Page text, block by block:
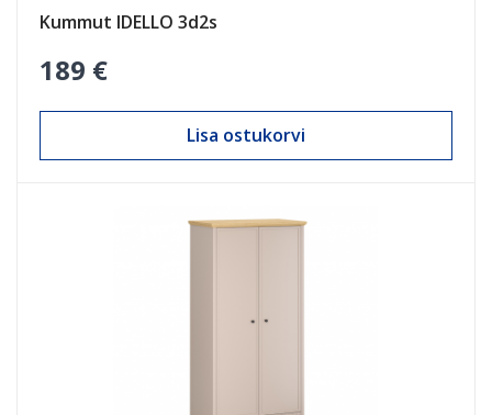
Kummut IDELLO 3d2s
189 €
Lisa ostukorvi